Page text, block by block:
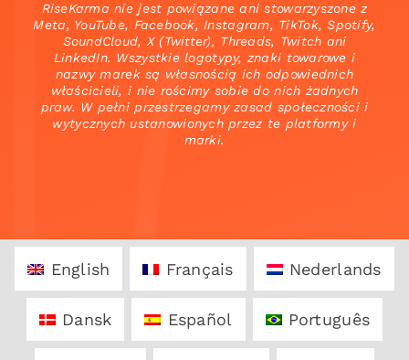
RiseKarma nie jest powiązane ani stowarzyszone z
Meta, YouTube, Facebook, Instagram, TikTok, Spotify,
SoundCloud, X (Twitter), Threads, Twitch ani
LinkedIn. Wszystkie logotypy, znaki towarowe i
nazwy marek są własnością ich odpowiednich
właścicieli, i nie rościmy sobie do nich żadnych
praw. W pełni przestrzegamy zasad społeczności i
wytycznych ustanowionych przez te platformy i
marki.
English Français Nederlands
Dansk Español Português